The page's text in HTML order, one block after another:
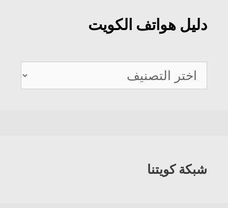
دليل هواتف الكويت
دليل
هواتف
شبكة كويتنا